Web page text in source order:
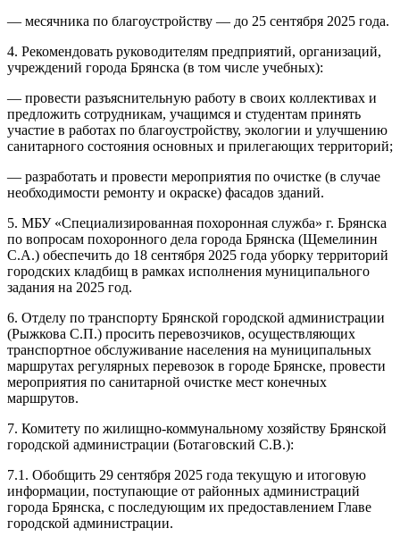
— месячника по благоустройству — до 25 сентября 2025 года.
4. Рекомендовать руководителям предприятий, организаций,
учреждений города Брянска (в том числе учебных):
— провести разъяснительную работу в своих коллективах и
предложить сотрудникам, учащимся и студентам принять
участие в работах по благоустройству, экологии и улучшению
санитарного состояния основных и прилегающих территорий;
— разработать и провести мероприятия по очистке (в случае
необходимости ремонту и окраске) фасадов зданий.
5. МБУ «Специализированная похоронная служба» г. Брянска
по вопросам похоронного дела города Брянска (Щемелинин
С.А.) обеспечить до 18 сентября 2025 года уборку территорий
городских кладбищ в рамках исполнения муниципального
задания на 2025 год.
6. Отделу по транспорту Брянской городской администрации
(Рыжкова С.П.) просить перевозчиков, осуществляющих
транспортное обслуживание населения на муниципальных
маршрутах регулярных перевозок в городе Брянске, провести
мероприятия по санитарной очистке мест конечных
маршрутов.
7. Комитету по жилищно-коммунальному хозяйству Брянской
городской администрации (Ботаговский С.В.):
7.1. Обобщить 29 сентября 2025 года текущую и итоговую
информации, поступающие от районных администраций
города Брянска, с последующим их предоставлением Главе
городской администрации.